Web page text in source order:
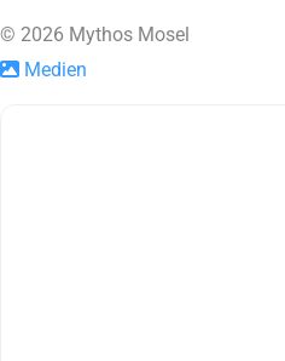
© 2026 Mythos Mosel
Medien